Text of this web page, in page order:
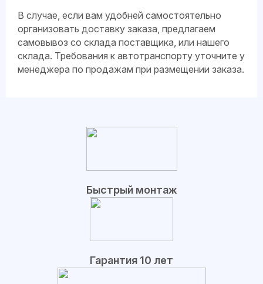
В случае, если вам удобней самостоятельно
организовать доставку заказа, предлагаем
самовывоз со склада поставщика, или нашего
склада. Требования к автотранспорту уточните у
менеджера по продажам при размещении заказа.
Быстрый монтаж
Гарантия 10 лет